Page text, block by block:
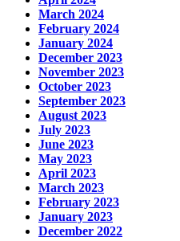
March 2024
February 2024
January 2024
December 2023
November 2023
October 2023
September 2023
August 2023
July 2023
June 2023
May 2023
April 2023
March 2023
February 2023
January 2023
December 2022